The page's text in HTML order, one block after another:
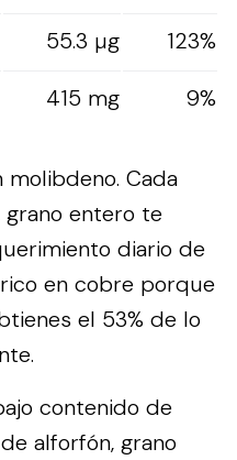
55.3 µg
123%
415 mg 9%
Cada
grano entero te
diario de
en cobre porque
el 53% de lo
contenido de
alforfón, grano